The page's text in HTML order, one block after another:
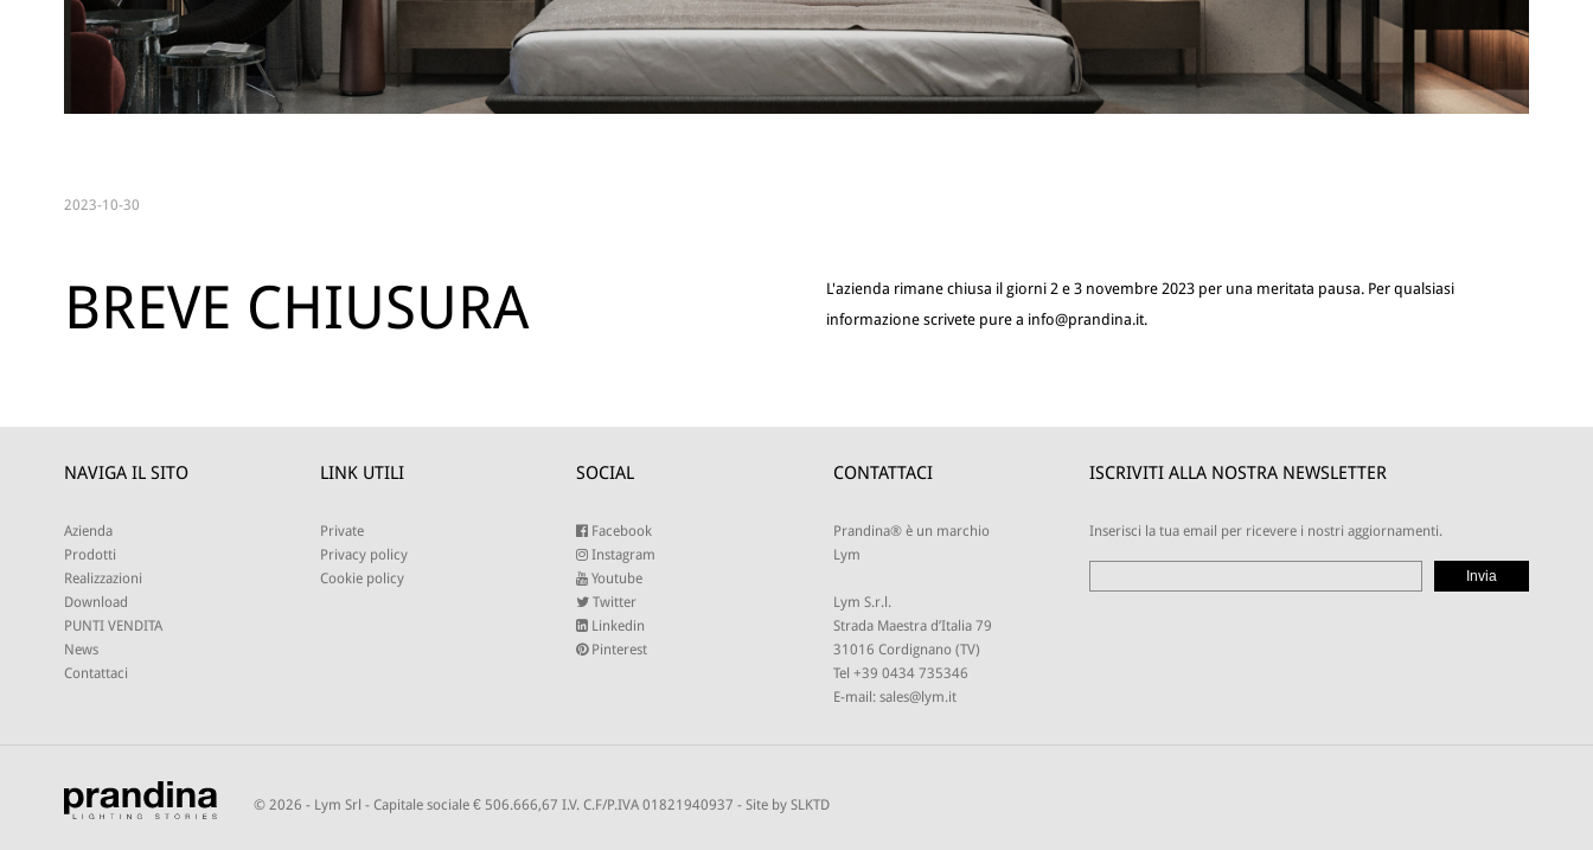
2023-10-30
BREVE CHIUSURA
L'azienda rimane chiusa il giorni 2 e 3 novembre 2023 per una meritata pausa. Per qualsiasi
informazione scrivete pure a info@prandina.it.
NAVIGA IL SITO
Azienda
Prodotti
Realizzazioni
Download
PUNTI VENDITA
News
Contattaci
LINK UTILI
Private
Privacy policy
Cookie policy
SOCIAL
Facebook
Instagram
Youtube
Twitter
Linkedin
Pinterest
CONTATTACI
Prandina® è un marchio
Lym
Lym S.r.l.
Strada Maestra d’Italia 79
31016 Cordignano (TV)
Tel +39 0434 735346
E-mail: sales@lym.it
ISCRIVITI ALLA NOSTRA NEWSLETTER
Inserisci la tua email per ricevere i nostri aggiornamenti.
© 2026 - Lym Srl - Capitale sociale € 506.666,67 I.V. C.F/P.IVA 01821940937 - Site by SLKTD